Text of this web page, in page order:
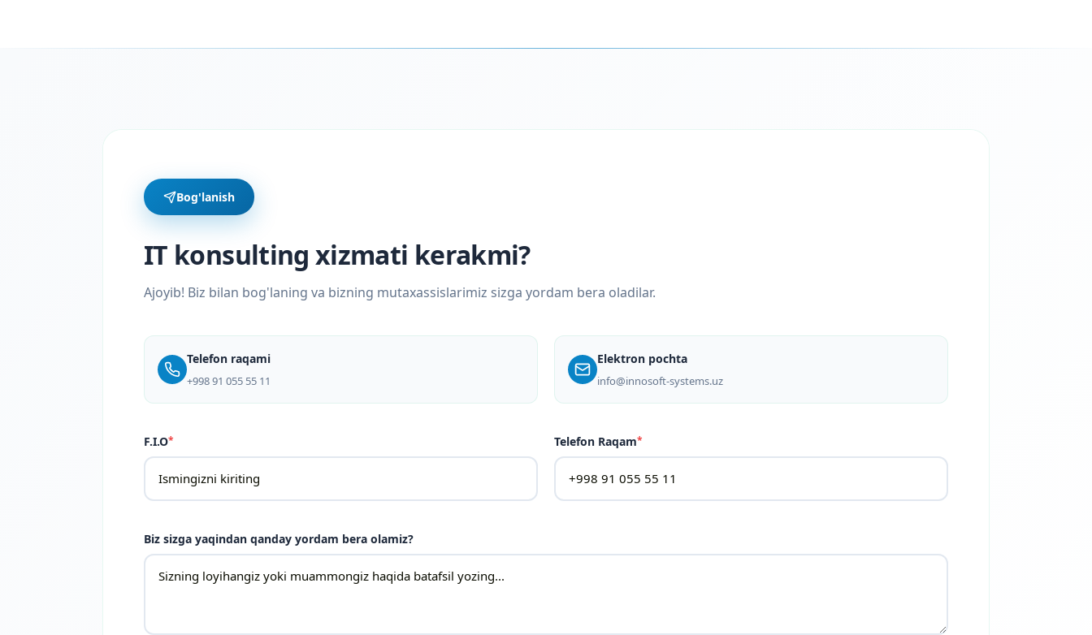
Bog'lanish
IT konsulting xizmati kerakmi?
Ajoyib! Biz bilan bog'laning va bizning mutaxassislarimiz sizga yordam bera oladilar.
Telefon raqami
+998 91 055 55 11
Elektron pochta
info@innosoft-systems.uz
F.I.O* Telefon Raqam*
Biz sizga yaqindan qanday yordam bera olamiz?